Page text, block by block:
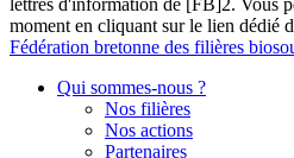
moment en cliquant sur le lien dédié
Fédération bretonne des filières
Qui sommes-nous ?
Nos filières
Nos actions
Partenaires